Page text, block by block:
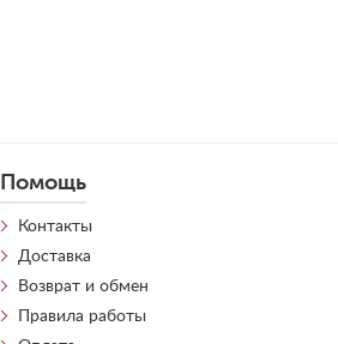
Помощь
Контакты
Доставка
Возврат и обмен
Правила работы